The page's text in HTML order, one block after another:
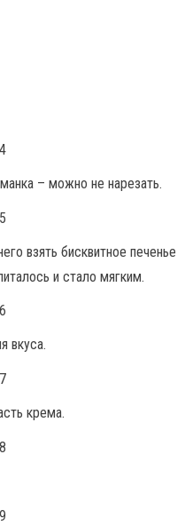
– можно не нарезать.
взять бисквитное печенье
и стало мягким.
вкуса.
крема.